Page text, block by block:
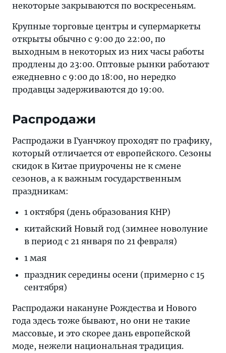
некоторые закрываются по воскресеньям.
Крупные торговые центры и супермаркеты
открыты обычно с 9:00 до 22:00, по
выходным в некоторых из них часы работы
продлены до 23:00. Оптовые рынки работают
ежедневно с 9:00 до 18:00, но нередко
продавцы задерживаются до 19:00.
Распродажи
Распродажи в Гуанчжоу проходят по графику,
который отличается от европейского. Сезоны
скидок в Китае приурочены не к смене
сезонов, а к важным государственным
праздникам:
1 октября (день образования КНР)
китайский Новый год (зимнее новолуние
в период с 21 января по 21 февраля)
1 мая
праздник середины осени (примерно с 15
сентября)
Распродажи накануне Рождества и Нового
года здесь тоже бывают, но они не такие
массовые, и это скорее дань европейской
моде, нежели национальная традиция.